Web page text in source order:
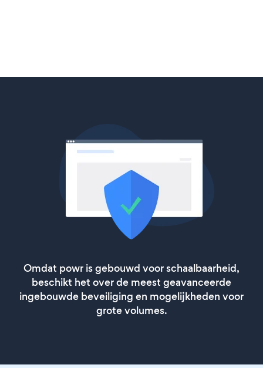
Omdat powr is gebouwd voor schaalbaarheid,
beschikt het over de meest geavanceerde
ingebouwde beveiliging en mogelijkheden voor
grote volumes.